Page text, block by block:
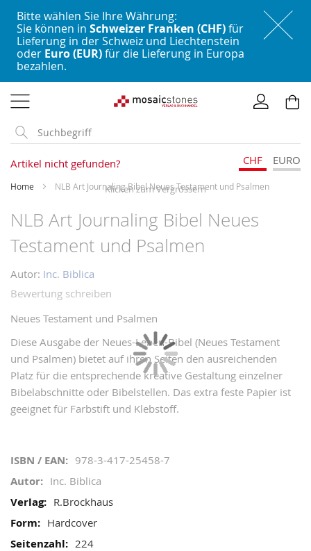
Bitte wählen Sie Ihre Währung:
Sie können in Schweizer Franken (CHF)für
Lieferung in der Schweiz und Liechtenstein
oder Euro (EUR)für die Lieferung in Europa
bezahlen.
zum
Inhalt
Artikel nicht gefunden? CHF EURO
Home NLB Art Journaling Bibel Neues Testament und Psalmen
NLB Art Journaling Bibel Neues
Testament und Psalmen
Autor: Inc. Biblica
Bewertung schreiben
Neues Testament und Psalmen
Diese Ausgabe der Neues-Leben-Bibel (Neues Testament
und Psalmen) bietet auf ihren Seiten den ausreichenden
Platz für die entsprechende kreative Gestaltung einzelner
Bibelabschnitte oder Bibelstellen. Das extra feste Papier ist
geeignet für Farbstift und Klebstoff.
Mehr
Informationen
978-3-417-25458-7
Inc. Biblica
R.Brockhaus
Hardcover
224
Skip
the
of
the
images
Skip
to
the